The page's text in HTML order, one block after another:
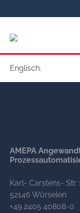
Englisch.
AMEPA
Karl- Carstens- Str.
52146 Würselen
+49 2405 40808-0